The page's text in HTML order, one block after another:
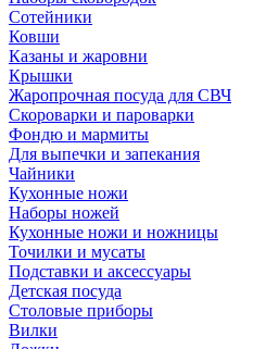
Сотейники
Ковши
Казаны и жаровни
Крышки
Жаропрочная посуда для СВЧ
Скороварки и пароварки
Фондю и мармиты
Для выпечки и запекания
Чайники
Кухонные ножи
Наборы ножей
Кухонные ножи и ножницы
Точилки и мусаты
Подставки и аксессуары
Детская посуда
Столовые приборы
Вилки